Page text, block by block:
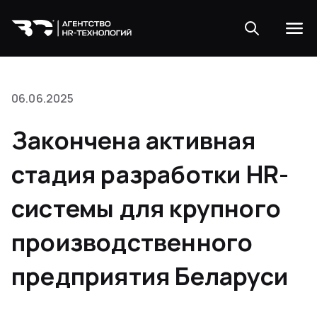
06.06.2025
Закончена активная
стадия разработки HR-
системы для крупного
производственного
предприятия Беларуси